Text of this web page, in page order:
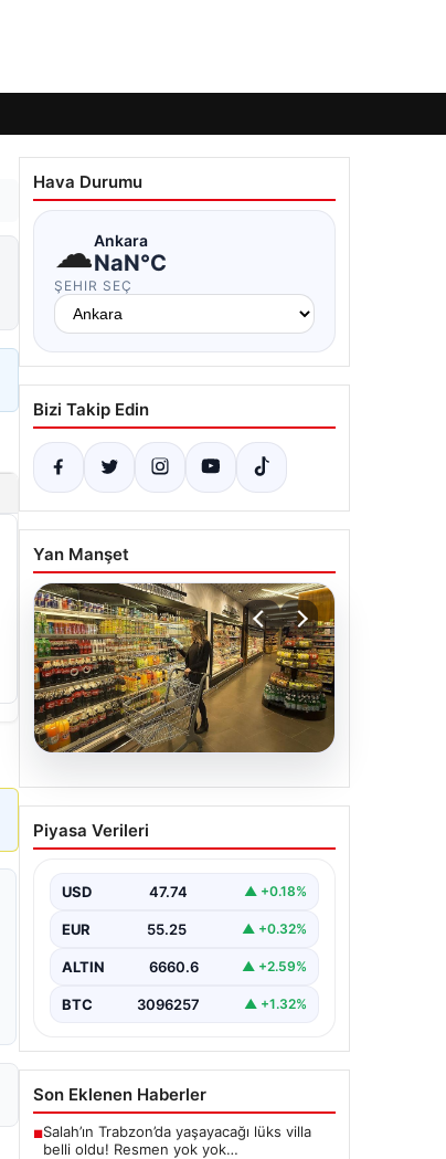
Hava Durumu
☁Ankara
NaN°C
ŞEHIR SEÇ
Bizi Takip Edin
Yan Manşet
Enflasyon verileri ne
zaman açıklanacak? 2026
verileri
Piyasa Verileri
USD 47.74 ▲ +0.18%
EUR 55.25 ▲ +0.32%
ALTIN 6660.6 ▲ +2.59%
BTC 3096257 ▲ +1.32%
Son Eklenen Haberler
■Salah’ın Trabzon’da yaşayacağı lüks villa
belli oldu! Resmen yok yok…